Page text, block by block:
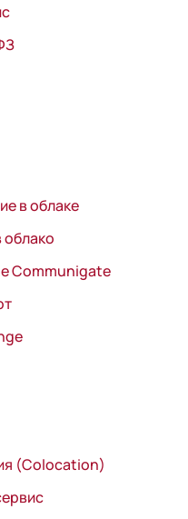
в облаке
облако
Communigate
(Colocation)